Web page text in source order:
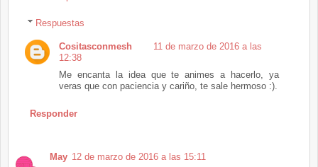
Respuestas
Cositasconmesh
11 de marzo de 2016 a las
12:38
Me encanta la idea que te animes a hacerlo, ya
veras que con paciencia y cariño, te sale hermoso :).
Responder
May 12 de marzo de 2016 a las 15:11